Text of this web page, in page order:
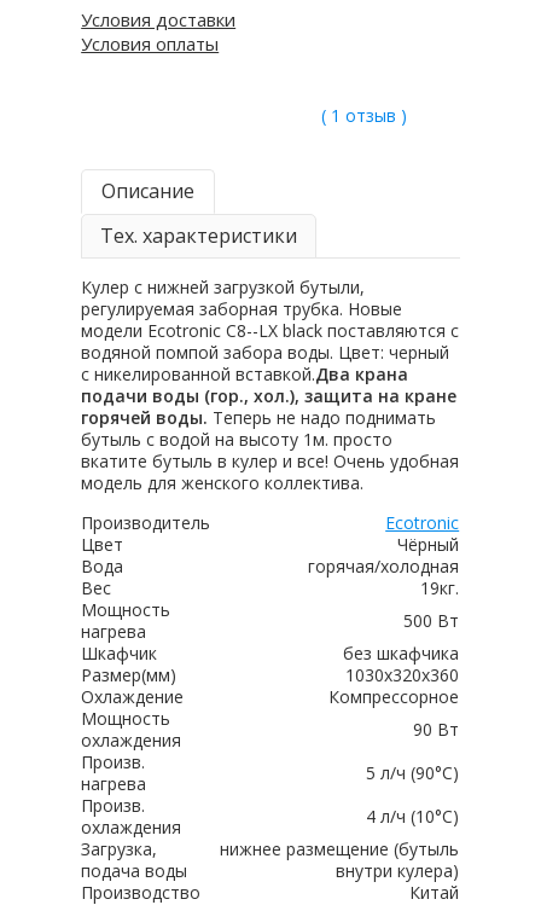
Условия доставки
Условия оплаты
( 1 отзыв )
Описание
Тех. характеристики
Кулер с нижней загрузкой бутыли,
регулируемая заборная трубка. Новые
модели Ecotronic C8--LX black поставляются с
водяной помпой забора воды. Цвет: черный
с никелированной вставкой.Два крана
подачи воды (гор., хол.), защита на кране
горячей воды. Теперь не надо поднимать
бутыль с водой на высоту 1м. просто
вкатите бутыль в кулер и все! Очень удобная
модель для женского коллектива.
Производитель
Ecotronic
Цвет
Чёрный
Вода
горячая/холодная
Вес
19кг.
Мощность
нагрева
500 Вт
Шкафчик
без шкафчика
Размер(мм)
1030x320x360
Охлаждение
Компрессорное
Мощность
охлаждения
90 Вт
Произв.
нагрева
5 л/ч (90°C)
Произв.
охлаждения
4 л/ч (10°C)
Загрузка,
подача воды
нижнее размещение (бутыль
внутри кулера)
Производство
Китай